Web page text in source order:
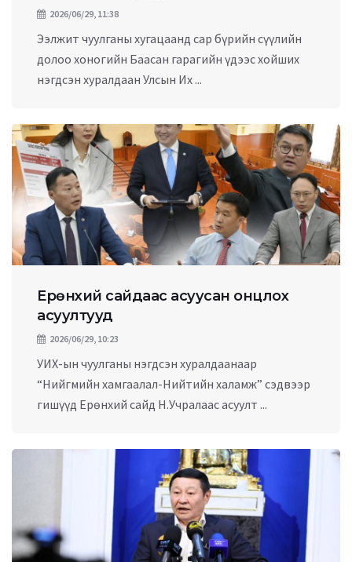
2026/06/29, 11:38
Ээлжит чуулганы хугацаанд сар бүрийн сүүлийн
долоо хоногийн Баасан гарагийн үдээс хойших
нэгдсэн хуралдаан Улсын Их ...
Ерөнхий сайдаас асуусан онцлох
асуултууд
2026/06/29, 10:23
УИХ-ын чуулганы нэгдсэн хуралдаанаар
“Нийгмийн хамгаалал-Нийтийн халамж” сэдвээр
гишүүд Ерөнхий сайд Н.Учралаас асуулт ...